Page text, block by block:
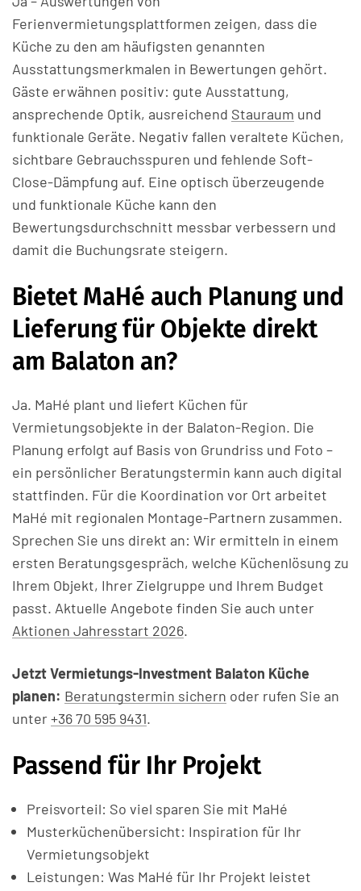
Ferienvermietungsplattformen zeigen, dass die
Küche zu den am häufigsten genannten
Ausstattungsmerkmalen in Bewertungen gehört.
Gäste erwähnen positiv: gute Ausstattung,
ansprechende Optik, ausreichend Stauraum und
funktionale Geräte. Negativ fallen veraltete Küchen,
sichtbare Gebrauchsspuren und fehlende Soft-
Close-Dämpfung auf. Eine optisch überzeugende
und funktionale Küche kann den
Bewertungsdurchschnitt messbar verbessern und
damit die Buchungsrate steigern.
Bietet MaHé auch Planung und
Lieferung für Objekte direkt
am Balaton an?
Ja. MaHé plant und liefert Küchen für
Vermietungsobjekte in der Balaton-Region. Die
Planung erfolgt auf Basis von Grundriss und Foto –
ein persönlicher Beratungstermin kann auch digital
stattfinden. Für die Koordination vor Ort arbeitet
MaHé mit regionalen Montage-Partnern zusammen.
Sprechen Sie uns direkt an: Wir ermitteln in einem
ersten Beratungsgespräch, welche Küchenlösung zu
Ihrem Objekt, Ihrer Zielgruppe und Ihrem Budget
passt. Aktuelle Angebote finden Sie auch unter
Aktionen Jahresstart 2026.
Jetzt Vermietungs-Investment Balaton Küche
planen: Beratungstermin sichern oder rufen Sie an
unter+36 70 595 9431.
Passend für Ihr Projekt
Preisvorteil: So viel sparen Sie mit MaHé
Musterküchenübersicht: Inspiration für Ihr
Vermietungsobjekt
Leistungen: Was MaHé für Ihr Projekt leistet